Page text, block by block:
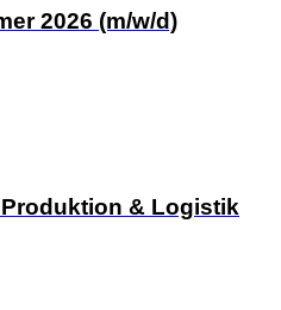
2026 (m/w/d)
& Logistik